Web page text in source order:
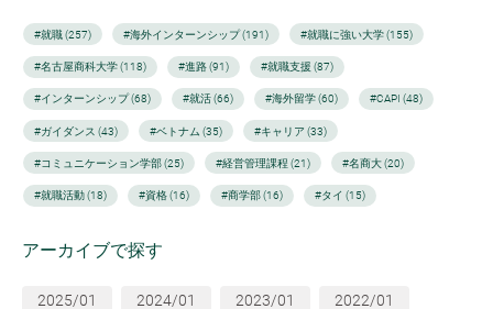
#就職 (257) #海外インターンシップ (191) #就職に強い大学 (155)
#名古屋商科大学 (118) #進路 (91) #就職支援 (87)
#インターンシップ (68) #就活 (66) #海外留学 (60) #CAPI (48)
#ガイダンス (43) #ベトナム (35) #キャリア (33)
#コミュニケーション学部 (25) #経営管理課程 (21) #名商大 (20)
#就職活動 (18) #資格 (16) #商学部 (16) #タイ (15)
アーカイブで探す
2025/01 2024/01 2023/01 2022/01